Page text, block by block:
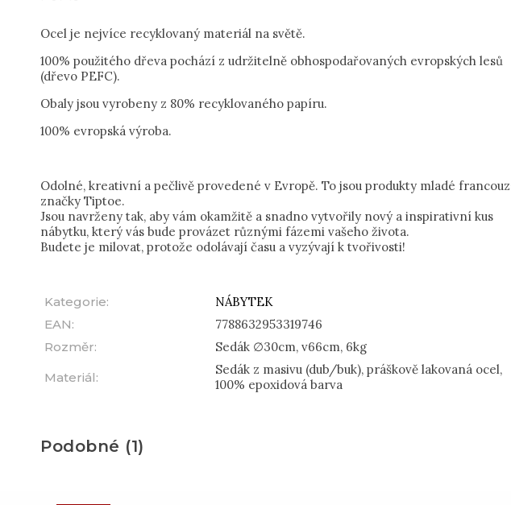
Ocel je nejvíce recyklovaný materiál na světě.
100% použitého dřeva pochází z udržitelně obhospodařovaných evropských lesů
(dřevo PEFC).
Obaly jsou vyrobeny z 80% recyklovaného papíru.
100% evropská výroba.
Odolné, kreativní a pečlivě provedené v Evropě. To jsou produkty mladé
značky Tiptoe.
Jsou navrženy tak, aby vám okamžitě a snadno vytvořily nový a inspirativní kus
nábytku, který vás bude provázet různými fázemi vašeho života.
Budete je milovat, protože odolávají času a vyzývají k tvořivosti!
Kategorie:
NÁBYTEK
EAN:
7788632953319746
Rozměr:
Sedák ∅30cm, v66cm, 6kg
Materiál:
Sedák z masivu (dub/buk), práškově lakovaná ocel,
100% epoxidová barva
Podobné (1)